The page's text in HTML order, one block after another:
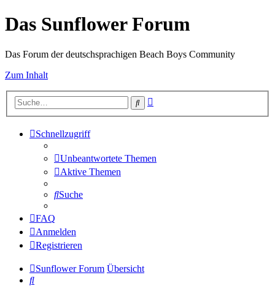
Das Sunflower Forum
Das Forum der deutschsprachigen Beach Boys Community
Zum Inhalt
Suche
Schnellzugriff
Unbeantwortete Themen
Aktive Themen
Suche
FAQ
Anmelden
Registrieren
Sunflower Forum Übersicht
Suche